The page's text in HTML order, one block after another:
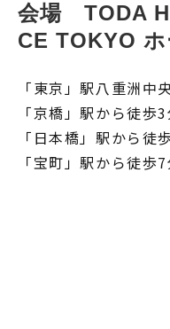
会場　TODA
CE TOKYO
「東京」駅八重洲中
「京橋」駅から徒歩
「日本橋」駅から徒
「宝町」駅から徒歩